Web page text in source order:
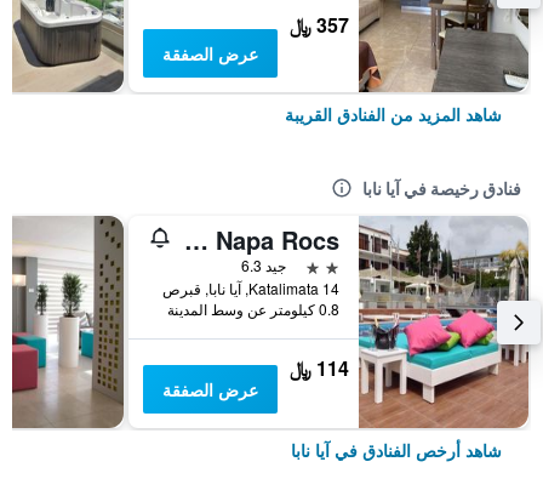
357 ﷼
عرض الصفقة
شاهد المزيد من الفنادق القريبة
فنادق رخيصة في آيا نابا
Pambos Napa Rocs
2 نجمتين
جيد 6.3
14 Katalimata, آيا نابا, قبرص
0.8 كيلومتر عن وسط المدينة
114 ﷼
عرض الصفقة
شاهد أرخص الفنادق في آيا نابا